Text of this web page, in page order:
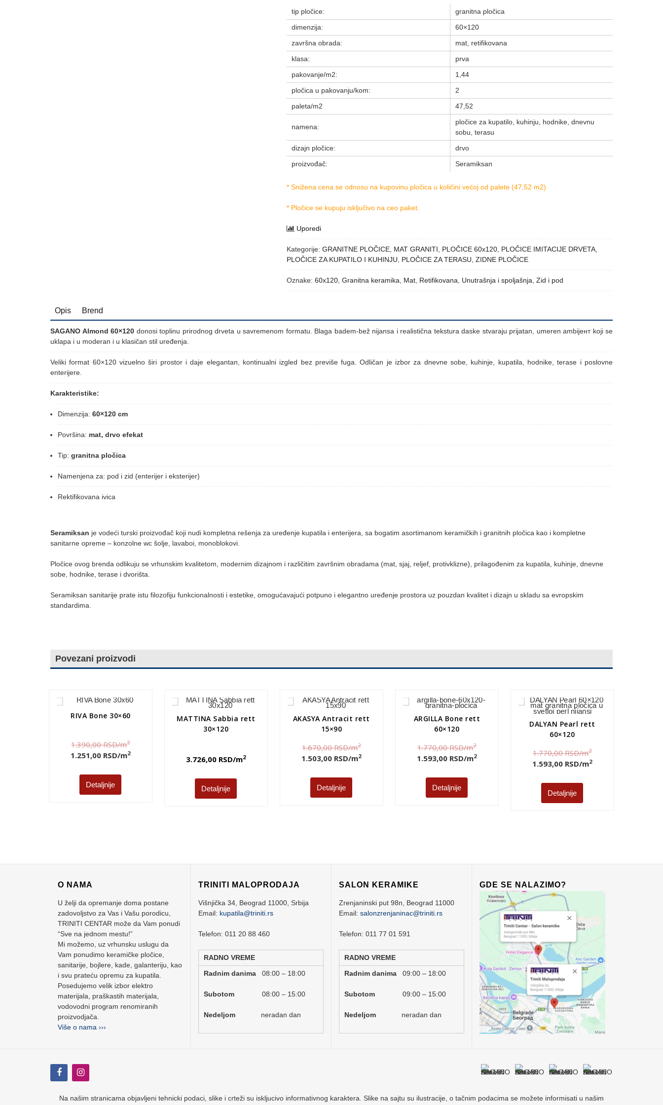
tip pločice:
granitna pločica
dimenzija:
60×120
završna obrada:
mat, retifikovana
klasa:
prva
pakovanje/m2:
1,44
pločica u pakovanju/kom:
2
paleta/m2
47,52
namena:
pločice za kupatilo, kuhinju, hodnike, dnevnu
sobu, terasu
dizajn pločice:
drvo
proizvođač:
Seramiksan
* Snižena cena se odnosu na kupovinu pločica u količini većoj od palete (47,52 m2)
* Pločice se kupuju isključivo na ceo paket.
Uporedi
Kategorije: GRANITNE PLOČICE, MAT GRANITI PLOČICE 60x120, PLOČICE IMITACIJE DRVETA,
PLOČICE ZA KUPATILO I KUHINJU
PLOČICE ZA TERASU ZIDNE PLOČICE
Oznake: 60x120, Granitna keramika Mat, Retifikovana Unutrašnja i spoljašnja Zid i pod
Opis Brend
SAGANO Almond 60×120 donosi toplinu prirodnog drveta u savremenom formatu. Blaga badem-bež nijansa i realistična tekstura daske stvaraju prijatan, umeren ambijент koji se
uklapa i u moderan i u klasičan stil uređenja.
Veliki format 60×120 vizuelno širi prostor i daje elegantan, kontinualni izgled bez previše fuga. Odličan je izbor za dnevne sobe, kuhinje, kupatila, hodnike, terase i poslovne
enterijere.
Karakteristike:
Dimenzija: 60×120 cm
Površina: mat, drvo efekat
Tip: granitna pločica
Namenjena za: pod i zid (enterijer i eksterijer)
Rektifikovana ivica
Seramiksan je vodeći turski proizvođač koji nudi kompletna rešenja za uređenje kupatila i enterijera, sa bogatim asortimanom keramičkih i granitnih pločica kao i kompletne
sanitarne opreme – konzolne wc šolje, lavaboi, monoblokovi.
Pločice ovog brenda odlikuju se vrhunskim kvalitetom, modernim dizajnom i različitim završnim obradama (mat, sjaj, reljef, protivklizne), prilagođenim za kupatila, kuhinje, dnevne
sobe, hodnike, terase i dvorišta.
Seramiksan sanitarije prate istu filozofiju funkcionalnosti i estetike, omogućavajući potpuno i elegantno uređenje prostora uz pouzdan kvalitet i dizajn u skladu sa evropskim
standardima.
Povezani proizvodi
RIVA Bone 30×60
1.390,00RSD/m2
1.251,00 RSD/m2
Detaljnije
MATTINA Sabbia rett
30×120
3.726,00 RSD/m2
Detaljnije
AKASYA Antracit rett
15×90
1.670,00RSD/m2
1.503,00 RSD/m2
Detaljnije
ARGILLA Bone rett
60×120
1.770,00RSD/m2
1.593,00 RSD/m2
Detaljnije
DALYAN Pearl rett
60×120
1.770,00RSD/m2
1.593,00 RSD/m2
Detaljnije
O NAMA
U želji da opremanje doma postane
zadovoljstvo za Vas i Vašu porodicu,
TRINITI CENTAR može da Vam ponudi
“Sve na jednom mestu!”
Mi možemo, uz vrhunsku uslugu da
Vam ponudimo keramičke pločice,
sanitarije, bojlere, kade, galanteriju, kao
i svu prateću opremu za kupatila.
Posedujemo velik izbor elektro
materijala, praškastih materijala,
vodovodni program renomiranih
proizvodjača.
Više o nama ›››
TRINITI MALOPRODAJA
Višnjička 34, Beograd 11000, Srbija
Email: kupatila@triniti.rs
Telefon: 011 20 88 460
RADNO VREME
Radnim danima 08:00 – 18:00
Subotom 08:00 – 15:00
Nedeljom neradan dan
SALON KERAMIKE
Zrenjaninski put 98n, Beograd 11000
Email: salonzrenjaninac@triniti.rs
Telefon: 011 77 01 591
RADNO VREME
Radnim danima 09:00 – 18:00
Subotom 09:00 – 15:00
Nedeljom neradan dan
GDE SE NALAZIMO?
Na našim stranicama objavljeni tehnicki podaci, slike i crteži su iskljucivo informativnog karaktera. Slike na sajtu su ilustracije, o tačnim podacima se možete informisati u našim